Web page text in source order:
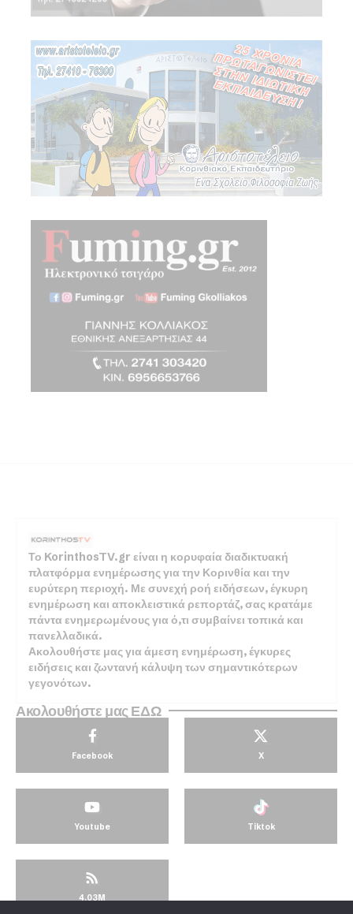
Το KorinthosTV.gr είναι η κορυφαία διαδικτυακή
πλατφόρμα ενημέρωσης για την Κορινθία και την
ευρύτερη περιοχή. Με συνεχή ροή ειδήσεων, έγκυρη
ενημέρωση και αποκλειστικά ρεπορτάζ, σας κρατάμε
πάντα ενημερωμένους για ό,τι συμβαίνει τοπικά και
πανελλαδικά.
Ακολουθήστε μας για άμεση ενημέρωση, έγκυρες
ειδήσεις και ζωντανή κάλυψη των σημαντικότερων
γεγονότων.
Ακολουθήστε μας ΕΔΩ
Facebook X
Youtube Tiktok
4.03M